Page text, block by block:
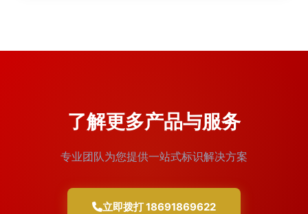
了解更多产品与服务
专业团队为您提供一站式标识解决方案
立即拨打 18691869622